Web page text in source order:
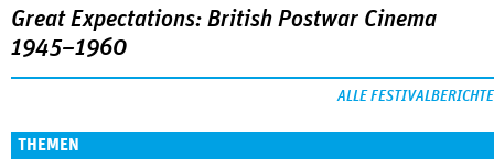
Great Expectations: British Postwar Cinema
1945–1960
ALLE FESTIVALBERICHTE
THEMEN